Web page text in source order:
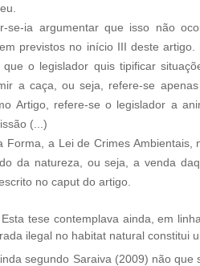
se-ia argumentar que isso não
previstos no início III deste
que o legislador quis tipificar
a caça, ou seja, refere-se
Artigo, refere-se o legislador a
(...)
Forma, a Lei de Crimes
da natureza, ou seja, a venda
no caput do artigo.
contemplava ainda, em linhas
ilegal no habitat natural constitui
Saraiva (2009) não que se